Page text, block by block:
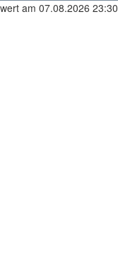
am 07.08.2026 23:30